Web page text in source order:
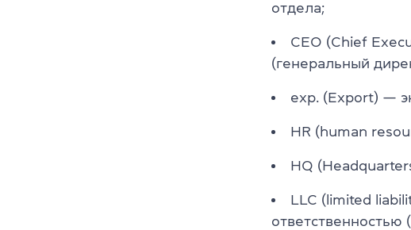
отдела;
CEO (Chief
(генеральный
exp. (Export) —
HR (human
HQ
LLC (limited